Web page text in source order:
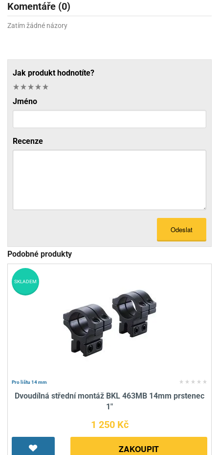
Komentáře (0)
Zatím žádné názory
Jak produkt hodnotíte?
Jméno
Recenze
Odeslat
Podobné produkty
Pro lištu 14 mm
Dvoudílná střední montáž BKL 463MB 14mm prstenec
1"
1 250 Kč
ZAKOUPIT
SKLADEM